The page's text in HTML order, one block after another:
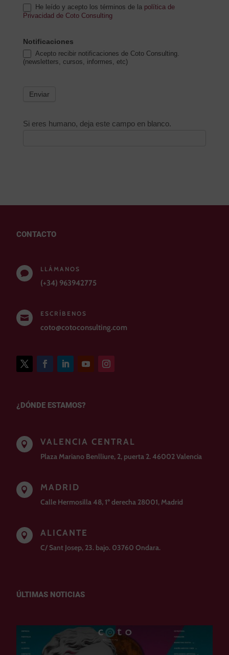
He leído y acepto los términos de la política de
Privacidad de Coto Consulting
Notificaciones
Acepto recibir notificaciones de Coto Consulting.
(newsletters, cursos, informes, etc)
Enviar
Si eres humano, deja este campo en blanco.
CONTACTO

LLÁMANOS
(+34) 963942775

ESCRÍBENOS
coto@cotoconsulting.com
¿DÓNDE ESTAMOS?
 VALENCIA CENTRAL
Plaza Mariano Benlliure, 2, puerta 2. 46002 Valencia
 MADRID
Calle Hermosilla 48, 1º derecha 28001, Madrid
 ALICANTE
C/ Sant Josep, 23. bajo. 03760 Ondara.
ÚLTIMAS NOTICIAS